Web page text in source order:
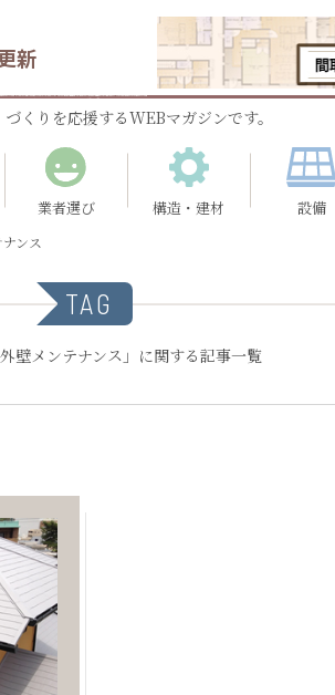
新
くりを応援するWEBマガジンです。
業者選び 構造・建材 設備
ンス
TAG
壁メンテナンス」に関する記事一覧